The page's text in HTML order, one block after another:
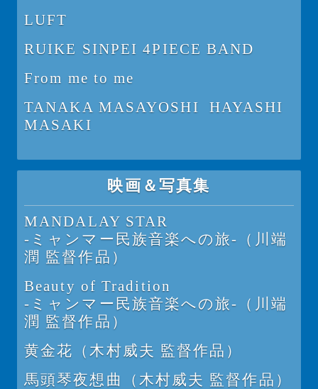
LUFT
RUIKE SINPEI 4PIECE BAND
From me to me
TANAKA MASAYOSHI HAYASHI
MASAKI
映画＆写真集
MANDALAY STAR
-ミャンマー民族音楽への旅-（川端
潤 監督作品）
Beauty of Tradition
-ミャンマー民族音楽への旅-（川端
潤 監督作品）
黄金花（木村威夫 監督作品）
馬頭琴夜想曲（木村威夫 監督作品）